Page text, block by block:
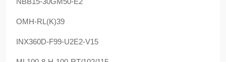
OMH-RL(K)39
INX360D-F99-U2E2-V15